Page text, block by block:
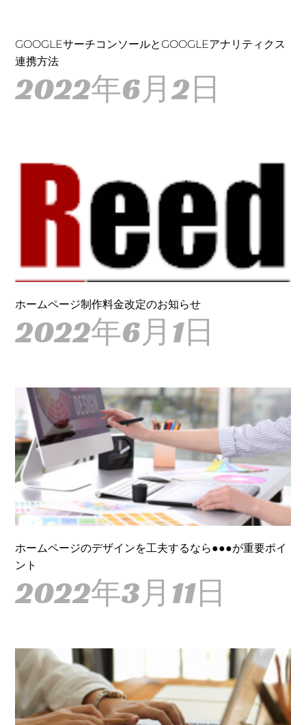
GOOGLEサーチコンソールとGOOGLEアナリティクス
連携方法
2022年6月2日
ホームページ制作料金改定のお知らせ
2022年6月1日
ホームページのデザインを工夫するなら●●●が重要ポイ
ント
2022年3月11日